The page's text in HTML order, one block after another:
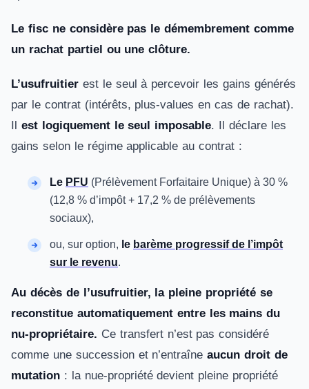
Le fisc ne considère pas le démembrement comme
un rachat partiel ou une clôture.
L’usufruitier est le seul à percevoir les gains générés
par le contrat (intérêts, plus-values en cas de rachat).
Il est logiquementle seul imposable. Il déclare les
gains selon le régime applicable au contrat :
Le PFU (Prélèvement Forfaitaire Unique) à 30 %
(12,8 % d’impôt + 17,2 % de prélèvements
sociaux),
ou, sur option, le barème progressif de l’impôt
sur le revenu.
Au décès de l’usufruitier, la pleine propriété se
reconstitue automatiquement entre les mains du
nu-propriétaire. Ce transfert n’est pas considéré
comme une succession et n’entraîneaucun droit de
mutation : la nue-propriété devient pleine propriété